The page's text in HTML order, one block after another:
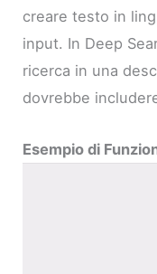
creare testo in
input. In Deep
ricerca in una
dovrebbe
Esempio di